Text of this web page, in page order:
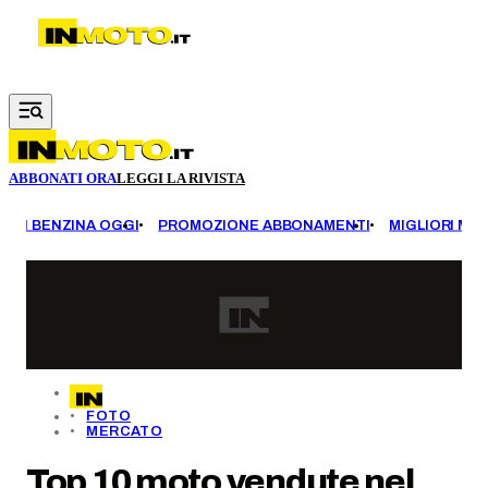
Vai al contenuto principale
ABBONATI ORALEGGI LA RIVISTA
BENZINA OGGI PROMOZIONE ABBONAMENTI MIGLIORI
FOTO
MERCATO